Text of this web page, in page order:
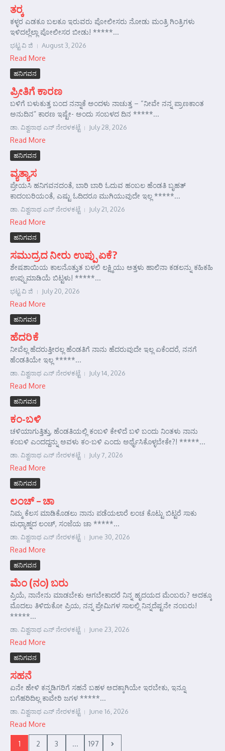
ತರ್‍ಕ
ಕಳ್ಳರ ಎಡಕೂ ಬಲಕೂ ಇರುವರು ಪೋಲೀಸರು ನೋಡು ಮಂತ್ರಿ ಗಿಂತ್ರಿಗಳು
ಇಳಿದಲ್ಲೆಲ್ಲಾ ಪೋಲೀಸರ ಬೀಡು! *****...
ಭಟ್ಟ ವಿ ಜಿ August 3, 2026
Read More
ಹನಿಗವನ
ಪ್ರೀತಿಗೆ ಕಾರಣ
ಬಳಿಗೆ ಬಳುಕುತ್ತ ಬಂದ ನನ್ನಾಕೆ ಅಂದಳು ನಾಚುತ್ತ – “ನೀವೇ ನನ್ನ ಪ್ರಾಣಕಾಂತ
ಅನುದಿನ” ಕಾರಣ ಇಷ್ಟೇ- ಅಂದು ಸಂಬಳದ ದಿನ *****...
ಡಾ. ವಿಶ್ವನಾಥ ಎನ್ ನೇರಳಕಟ್ಟೆ July 28, 2026
Read More
ಹನಿಗವನ
ವ್ಯತ್ಯಾಸ
ಪ್ರೇಯಸಿ ಹನಿಗವನದಂತೆ, ಬಾರಿ ಬಾರಿ ಓದುವ ಹಂಬಲ ಹೆಂಡತಿ ಬೃಹತ್
ಕಾದಂಬರಿಯಂತೆ, ಎಷ್ಟು ಓದಿದರೂ ಮುಗಿಯುವುದೇ ಇಲ್ಲ *****...
ಡಾ. ವಿಶ್ವನಾಥ ಎನ್ ನೇರಳಕಟ್ಟೆ July 21, 2026
Read More
ಹನಿಗವನ
ಸಮುದ್ರದ ನೀರು ಉಪ್ಪು ಏಕೆ?
ಶೇಷಶಾಯಿಯ ಕಾಲನೊತ್ತುತ ಬಳಲಿ ಲಕ್ಷ್ಮಿಯು ಅತ್ತಳು ಹಾಲಿನಾ ಕಡಲನ್ನು ಕಹಿಕಹಿ
ಉಪ್ಪುಮಾಡಿಯೆ ಬಿಟ್ಟಳು! *****...
ಭಟ್ಟ ವಿ ಜಿ July 20, 2026
Read More
ಹನಿಗವನ
ಹೆದರಿಕೆ
ನೀವೆಲ್ಲ ಹೆದರುತ್ತೀರಲ್ಲ ಹೆಂಡತಿಗೆ ನಾನು ಹೆದರುವುದೇ ಇಲ್ಲ ಏಕೆಂದರೆ, ನನಗೆ
ಹೆಂಡತಿಯೇ ಇಲ್ಲ *****...
ಡಾ. ವಿಶ್ವನಾಥ ಎನ್ ನೇರಳಕಟ್ಟೆ July 14, 2026
Read More
ಹನಿಗವನ
ಕಂ-ಬಳಿ
ಚಳಿಯಾಗುತ್ತಿತ್ತು, ಹೆಂಡತಿಯಲ್ಲಿ ಕಂಬಳಿ ಕೇಳಿದೆ ಬಳಿ ಬಂದು ನಿಂತಳು ನಾನು
ಕಂಬಳಿ ಎಂದದ್ದನ್ನು ಅವಳು ಕಂ-ಬಳಿ ಎಂದು ಅರ್ಥೈಸಿಕೊಳ್ಳಬೇಕೇ?! *****...
ಡಾ. ವಿಶ್ವನಾಥ ಎನ್ ನೇರಳಕಟ್ಟೆ July 7, 2026
Read More
ಹನಿಗವನ
ಲಂಚ್ – ಚಾ
ನಿಮ್ಮ ಕೆಲಸ ಮಾಡಿಕೊಡಲು ನಾನು ಪಡೆಯಲಾರೆ ಲಂಚ ಕೊಟ್ಟು ಬಿಟ್ಟರೆ ಸಾಕು
ಮಧ್ಯಾಹ್ನದ ಲಂಚ್, ಸಂಜೆಯ ಚಾ *****...
ಡಾ. ವಿಶ್ವನಾಥ ಎನ್ ನೇರಳಕಟ್ಟೆ June 30, 2026
Read More
ಹನಿಗವನ
ಮೆಂ (ನಂ) ಬರು
ಪ್ರಿಯೆ, ನಾನೇನು ಮಾಡಬೇಕು ಆಗಬೇಕಾದರೆ ನಿನ್ನ ಹೃದಯದ ಮೆಂಬರು? ಅದಕ್ಕೂ
ಮೊದಲು ತಿಳಿದುಕೋ ಪ್ರಿಯ, ನನ್ನ ಪ್ರೇಮಿಗಳ ಸಾಲಲ್ಲಿ ನಿನ್ನದೆಷ್ಟನೇ ನಂಬರು!
*****...
ಡಾ. ವಿಶ್ವನಾಥ ಎನ್ ನೇರಳಕಟ್ಟೆ June 23, 2026
Read More
ಹನಿಗವನ
ಸಹನೆ
ಏನೇ ಹೇಳಿ ಕನ್ನಡಿಗರಿಗೆ ಸಹನೆ ಬಹಳ ಅದಕ್ಕಾಗಿಯೇ ಇರಬೇಕು, ಇನ್ನೂ
ಬಗೆಹರಿದಿಲ್ಲ ಕಾವೇರಿ ಜಗಳ *****...
ಡಾ. ವಿಶ್ವನಾಥ ಎನ್ ನೇರಳಕಟ್ಟೆ June 16, 2026
Read More
1 2 3 ... 197